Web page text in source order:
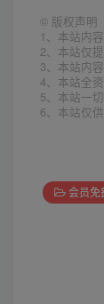
© 版权声明
1、本站内
2、本站仅
3、本站内
4、本站全
5、本站一
6、本站仅
会员免